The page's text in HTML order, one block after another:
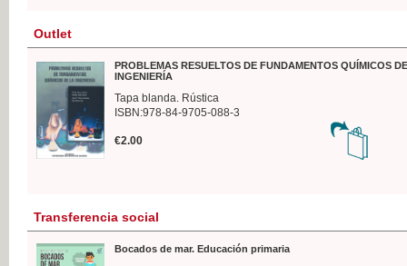
Outlet
PROBLEMAS RESUELTOS DE FUNDAMENTOS QUÍMICOS
INGENIERÍA
Tapa blanda. Rústica
ISBN:978-84-9705-088-3
€2.00
Transferencia social
Bocados de mar. Educación primaria